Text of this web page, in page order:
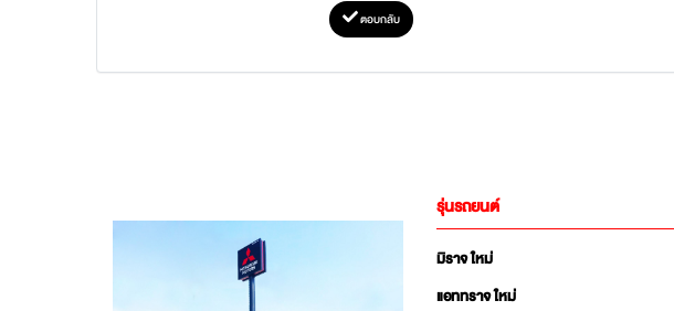
ตอบกลับ
รุ่นรถยนต์
มิราจ ใหม่
แอททราจ ใหม่